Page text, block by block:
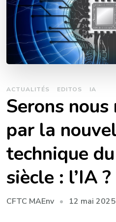
ACTUALITÉS EDITOS IA
Serons
par la
technique
siècle : l’IA ?
CFTC MAEnv 12 mai 2025